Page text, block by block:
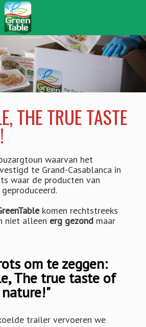
GreenTable
The true taste of nature!
THE TRUE TASTE
waarvan het
te Grand-Casablanca in
waar de producten van
komen rechtstreeks
niet alleen erg gezond maar
om te zeggen:
The true taste of
nature!"
trailer vervoeren we